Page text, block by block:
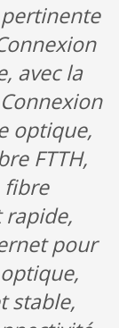
avec la
optique,
FTTH,
fibre
pour
stable,